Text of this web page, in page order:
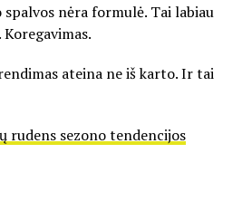
spalvos nėra formulė. Tai labiau
Koregavimas.
ateina ne iš karto. Ir tai
rudens sezono tendencijos